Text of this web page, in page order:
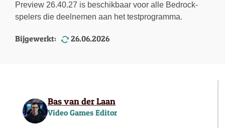
Preview 26.40.27 is beschikbaar voor alle Bedrock-
spelers die deelnemen aan het testprogramma.
Bijgewerkt: 26.06.2026
Bas van der Laan
Video Games Editor